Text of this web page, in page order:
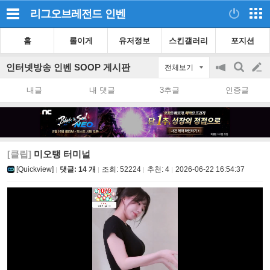
리그오브레전드 인벤
홈 롤이게 유저정보 스킨갤러리 포지션
인터넷방송 인벤 SOOP 게시판 전체보기
공
on/off
검
색
글
쓰
내글 내 댓글 3추글 인증글
[클립] 미오탱 터미널
[Quickview] 댓글: 14 개 조회: 52224 추천: 4 2026-06-22 16:54:37